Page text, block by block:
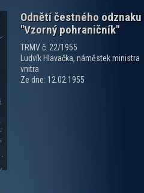
Odnětí čestného odznaku
"Vzorný pohraničník"
TRMV č. 22/1955
Ludvík Hlavačka, náměstek ministra
vnitra
Ze dne: 12.02.1955